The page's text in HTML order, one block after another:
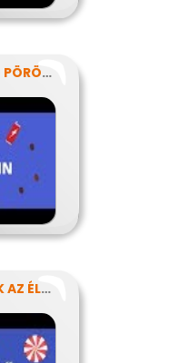
NEM KELL MINDIG PÖRÖGNI
REJTETT CUKROK AZ ÉLELMISZEREINKBEN